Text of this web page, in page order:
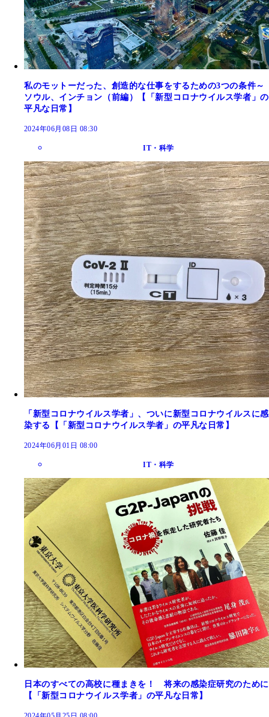
私のモットーだった、創造的な仕事をするための3つの条件～
ソウル、インチョン（前編）【「新型コロナウイルス学者」の
平凡な日常】
2024年06月08日 08:30
IT・科学
「新型コロナウイルス学者」、ついに新型コロナウイルスに感
染する【「新型コロナウイルス学者」の平凡な日常】
2024年06月01日 08:00
IT・科学
日本のすべての高校に種まきを！ 将来の感染症研究のために
【「新型コロナウイルス学者」の平凡な日常】